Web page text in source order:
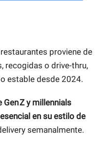
proviene de
recogidas o drive-thru,
estable desde 2024.
Z y millennials
en su estilo de
semanalmente.